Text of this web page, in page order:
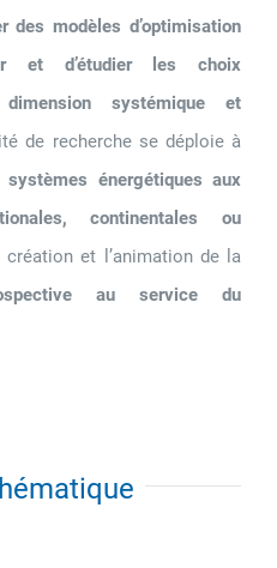
des modèles d’optimisation
et d’étudier les choix
systémique et
de recherche se déploie à
énergétiques aux
continentales ou
et l’animation de la
au service du